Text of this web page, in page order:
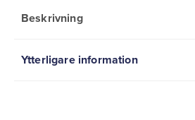
Beskrivning
Ytterligare information